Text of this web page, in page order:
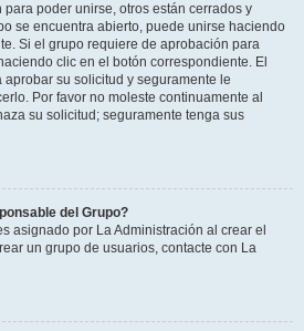
poder unirse, otros están cerrados y
se encuentra abierto, puede unirse haciendo
Si el grupo requiere de aprobación para
clic en el botón correspondiente. El
su solicitud y seguramente le
Por favor no moleste continuamente al
su solicitud; seguramente tenga sus
del Grupo?
asignado por La Administración al crear el
un grupo de usuarios, contacte con La